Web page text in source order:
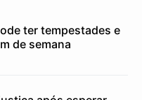
ter tempestades e
de semana